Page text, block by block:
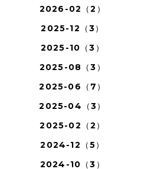
2026-02（2）
2025-12（3）
2025-10（3）
2025-08（3）
2025-06（7）
2025-04（3）
2025-02（2）
2024-12（5）
2024-10（3）